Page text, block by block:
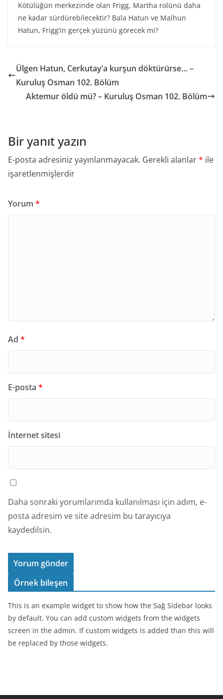
Kötülüğün merkezinde olan Frigg, Martha rolünü daha
ne kadar sürdürebilecektir? Bala Hatun ve Malhun
Hatun, Frigg’in gerçek yüzünü görecek mi?
Ülgen Hatun, Cerkutay’a kurşun döktürürse… –
Kuruluş Osman 102. Bölüm
Aktemur öldü mü? – Kuruluş Osman 102. Bölüm
Bir yanıt yazın
E-posta adresiniz yayınlanmayacak. Gerekli alanlar* ile
işaretlenmişlerdir
Yorum *
Ad *
E-posta *
İnternet sitesi
Daha sonraki yorumlarımda kullanılması için adım, e-
posta adresim ve site adresim bu tarayıcıya
kaydedilsin.
Örnek bileşen
This is an example widget to show how the Sağ Sidebar looks
by default. You can add custom widgets from the widgets
screen in the admin. If custom widgets is added than this will
be replaced by those widgets.